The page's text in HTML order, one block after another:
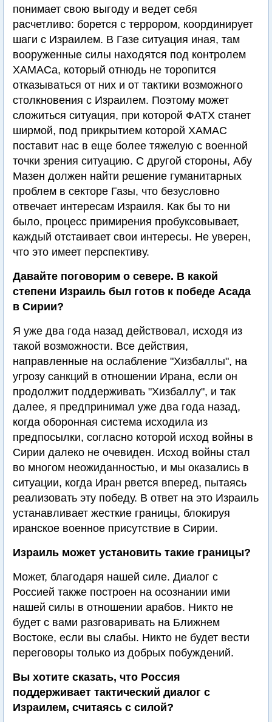
понимает свою выгоду и ведет себя
расчетливо: борется с террором, координирует
шаги с Израилем. В Газе ситуация иная, там
вооруженные силы находятся под контролем
ХАМАСа, который отнюдь не торопится
отказываться от них и от тактики возможного
столкновения с Израилем. Поэтому может
сложиться ситуация, при которой ФАТХ станет
ширмой, под прикрытием которой ХАМАС
поставит нас в еще более тяжелую с военной
точки зрения ситуацию. С другой стороны, Абу
Мазен должен найти решение гуманитарных
проблем в секторе Газы, что безусловно
отвечает интересам Израиля. Как бы то ни
было, процесс примирения пробуксовывает,
каждый отстаивает свои интересы. Не уверен,
что это имеет перспективу.
Давайте поговорим о севере. В какой
степени Израиль был готов к победе Асада
в Сирии?
Я уже два года назад действовал, исходя из
такой возможности. Все действия,
направленные на ослабление "Хизбаллы", на
угрозу санкций в отношении Ирана, если он
продолжит поддерживать "Хизбаллу", и так
далее, я предпринимал уже два года назад,
когда оборонная система исходила из
предпосылки, согласно которой исход войны в
Сирии далеко не очевиден. Исход войны стал
во многом неожиданностью, и мы оказались в
ситуации, когда Иран рвется вперед, пытаясь
реализовать эту победу. В ответ на это Израиль
устанавливает жесткие границы, блокируя
иранское военное присутствие в Сирии.
Израиль может установить такие границы?
Может, благодаря нашей силе. Диалог с
Россией также построен на осознании ими
нашей силы в отношении арабов. Никто не
будет с вами разговаривать на Ближнем
Востоке, если вы слабы. Никто не будет вести
переговоры только из добрых побуждений.
Вы хотите сказать, что Россия
поддерживает тактический диалог с
Израилем, считаясь с силой?